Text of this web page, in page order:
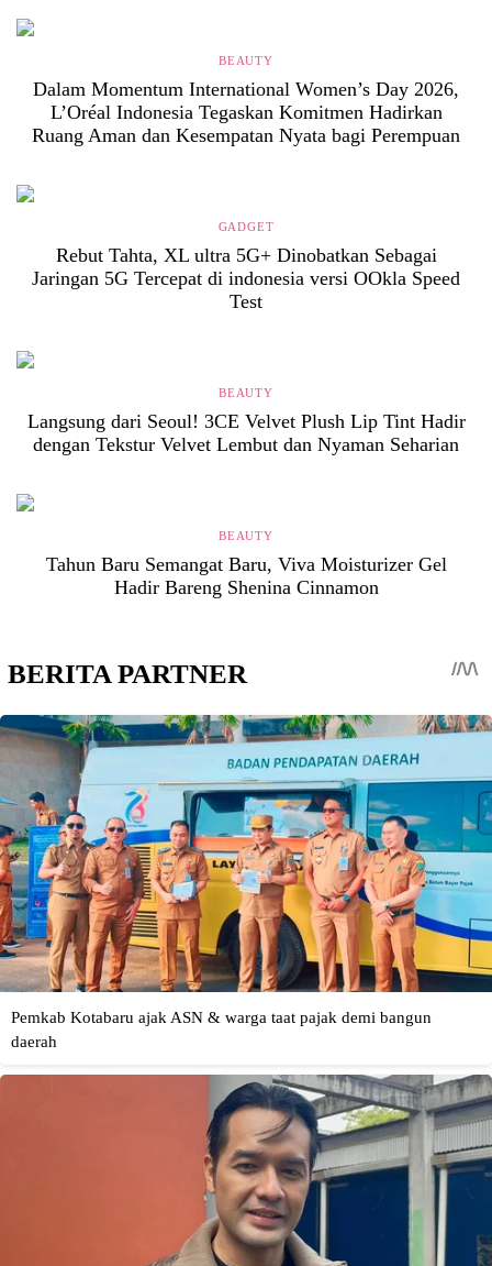
BEAUTY
Dalam Momentum International Women’s Day 2026,
L’Oréal Indonesia Tegaskan Komitmen Hadirkan
Ruang Aman dan Kesempatan Nyata bagi Perempuan
GADGET
Rebut Tahta, XL ultra 5G+ Dinobatkan Sebagai
Jaringan 5G Tercepat di indonesia versi OOkla Speed
Test
BEAUTY
Langsung dari Seoul! 3CE Velvet Plush Lip Tint Hadir
dengan Tekstur Velvet Lembut dan Nyaman Seharian
BEAUTY
Tahun Baru Semangat Baru, Viva Moisturizer Gel
Hadir Bareng Shenina Cinnamon